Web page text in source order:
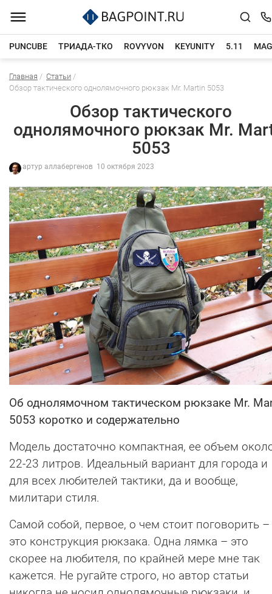
PUNCUBE ТРИАДА-ТКО ROVYVON KEYUNITY 5.11
Каталог товаров
Главная / Статьи /
Обзор тактического однолямочного рюкзак Mr. Martin 5053
Обзор тактического
однолямочного рюкзак Mr.
5053
артур аллабергенов 10 октября 2023
Об однолямочном тактическом рюкзаке Mr.
5053 коротко и содержательно
Модель достаточно компактная, ее объем
22-23 литров. Идеальный вариант для города и
для всех любителей тактики, да и вообще,
милитари стиля.
Самой собой, первое, о чем стоит поговорить –
это конструкция рюкзака. Одна лямка – это
скорее на любителя, по крайней мере мне так
кажется. Не ругайте строго, но автор статьи